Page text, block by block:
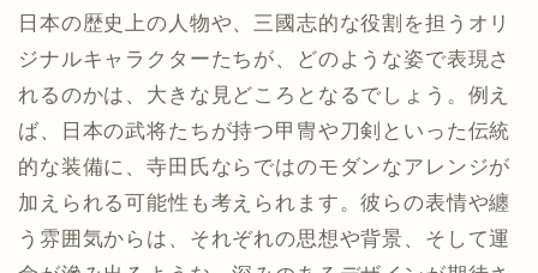
日本の歴史上の人物や、三國志的な役割を担うオリ
ジナルキャラクターたちが、どのような姿で表現さ
れるのかは、大きな見どころとなるでしょう。例え
ば、日本の武将たちが持つ甲冑や刀剣といった伝統
的な装備に、寺田氏ならではのモダンなアレンジが
加えられる可能性も考えられます。彼らの表情や纏
う雰囲気からは、それぞれの思想や背景、そして運